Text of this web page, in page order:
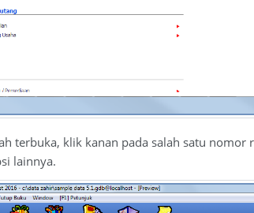
terbuka, klik kanan pada salah satu
lainnya.